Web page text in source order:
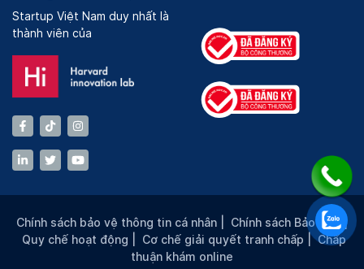
DiaB là nền tảng công nghệ y tế giúp bệnh nhân quản lý
Ngoài ra, DiaB còn phát triển ứng dụng DiaB - một ứng
Startup Việt Nam duy nhất là
thành viên của
Chính sách bảo vệ thông tin cá nhân Chính sách Bảo mật |
Quy chế hoạt động
Cơ chế giải quyết tranh chấp |Chấp
thuận khám online